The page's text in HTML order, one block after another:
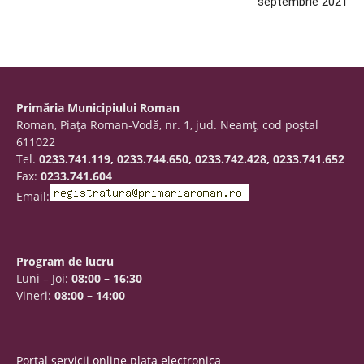
Primăria Municipiului Roman
Roman, Piaţa Roman-Vodă, nr. 1, jud. Neamţ, cod poştal
611022
Tel. 0233.741.119, 0233.744.650, 0233.742.428, 0233.741.652
Fax: 0233.741.604
Email:
Program de lucru
Luni – Joi: 08:00 – 16:30
Vineri: 08:00 – 14:00
Portal servicii online plata electronica